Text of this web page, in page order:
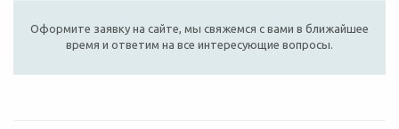
Оформите заявку на сайте, мы свяжемся с вами в ближайшее
время и ответим на все интересующие вопросы.